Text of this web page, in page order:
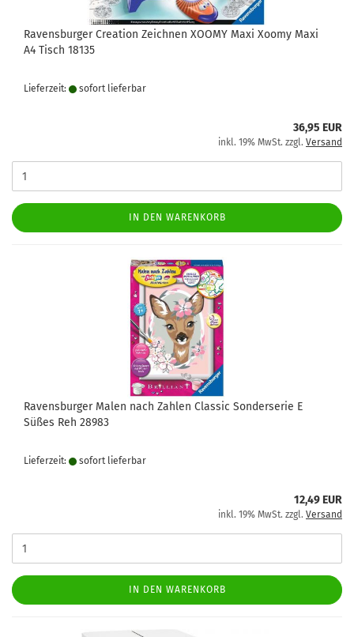
Ravensburger Creation Zeichnen XOOMY Maxi Xoomy Maxi
A4 Tisch 18135
Lieferzeit: sofort lie­fer­bar
36,95 EUR
inkl. 19% MwSt. zzgl. Versand
IN DEN WARENKORB
Ravensburger Malen nach Zahlen Classic Sonderserie E
Süßes Reh 28983
Lieferzeit: sofort lie­fer­bar
12,49 EUR
inkl. 19% MwSt. zzgl. Versand
IN DEN WARENKORB